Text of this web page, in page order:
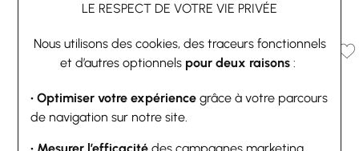
LE RESPECT DE VOTRE VIE PRIVÉE
Nous utilisons des cookies, des traceurs fonctionnels
et d’autres optionnels pour deux raisons :
• Optimiser votre expérience grâce à votre parcours
de navigation sur notre site.
oxyde de zirconium
40,50 €